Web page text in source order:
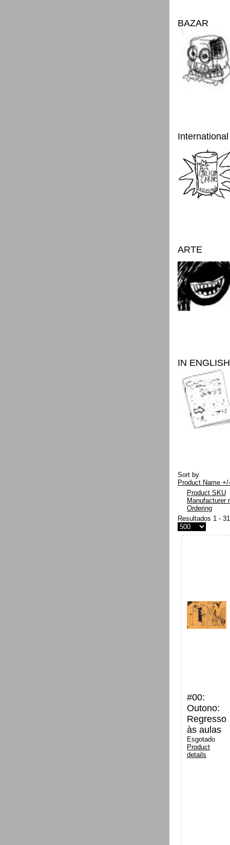
BAZAR
ARTE
IN ENGLISH
Sort by
Product Name +/-
Product SKU
Manufacturer
Ordering
Resultados 1 -
#00:
Outono:
Regresso
às aulas
Esgotado
Product
details